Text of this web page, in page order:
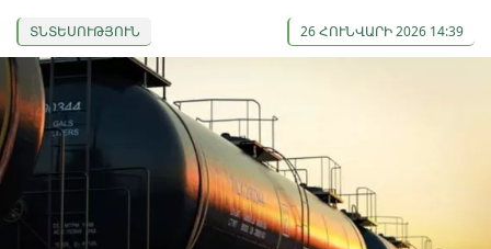
ՏՆՏԵՍՈՒԹՅՈՒՆ 26 ՀՈՒՆՎԱՐԻ 2026 14:39